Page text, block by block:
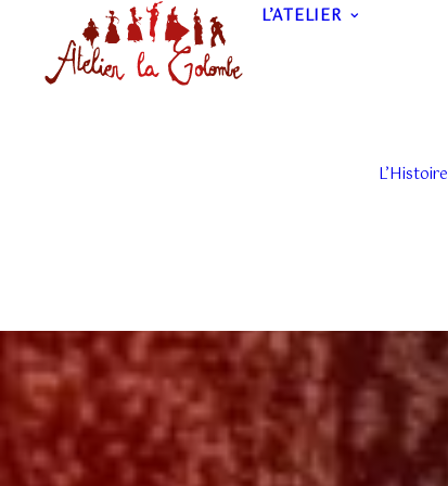
L’ATELIER
L’Histoire